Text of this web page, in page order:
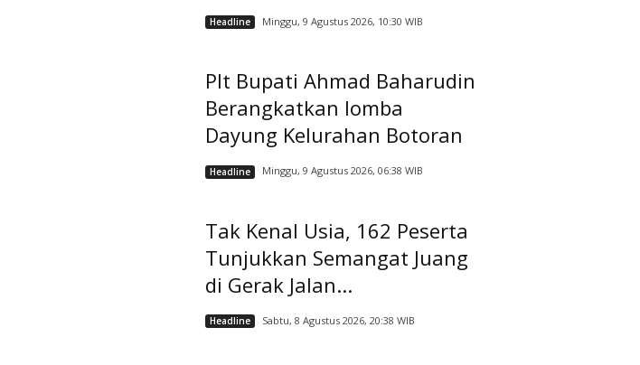
Headline Minggu, 9 Agustus 2026, 10:30 WIB
Plt Bupati Ahmad Baharudin
Berangkatkan lomba
Dayung Kelurahan Botoran
Headline Minggu, 9 Agustus 2026, 06:38 WIB
Tak Kenal Usia, 162 Peserta
Tunjukkan Semangat Juang
di Gerak Jalan...
Headline Sabtu, 8 Agustus 2026, 20:38 WIB